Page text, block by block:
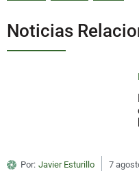
Noticias
Por: Javier Esturillo 7